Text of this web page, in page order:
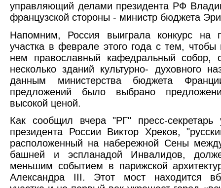
управляющий делами президента РФ
французской стороны - министр бюджета
Напомним, Россия выиграла конкурс на
участка в феврале этого года с тем, чтобы
нем православный кафедральный собор,
несколько зданий культурно- духовного
данным министерства бюджета
предложений было выбрано
высокой ценой.
Как сообщил вчера "РГ" пресс-секретарь
президента России Виктор Хреков,
расположенный на набережной Сены
башней и эспланадой Инвалидов,
меньшим событием в парижской
Александра III. Этот мост находится